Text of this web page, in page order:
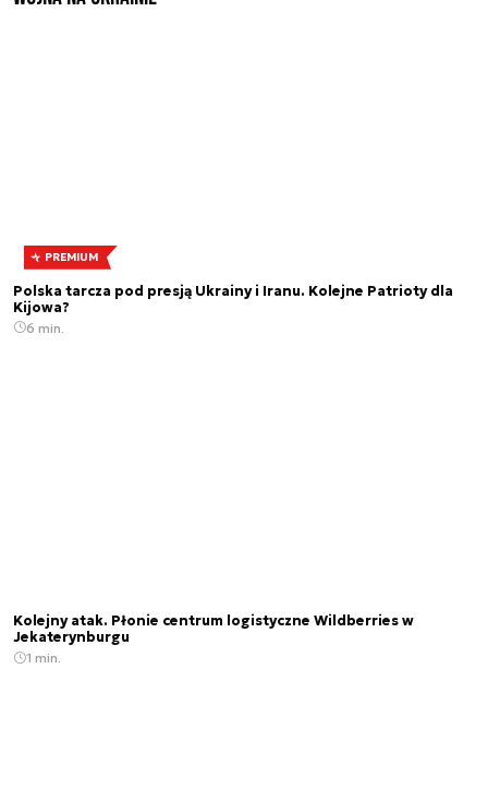
PREMIUM
Polska tarcza pod presją Ukrainy i Iranu. Kolejne Patrioty dla
Kijowa?
6 min.
Kolejny atak. Płonie centrum logistyczne Wildberries w
Jekaterynburgu
1 min.